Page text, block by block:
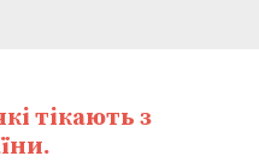
тікають з